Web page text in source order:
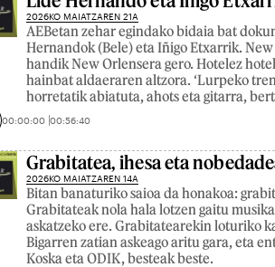
2026KO MAIATZAREN 21A
AEBetan zehar egindako bidaia bat
Hernandok (Bele) eta Iñigo Etxarrik.
handik New Orlensera gero. Hotelez
hainbat aldaeraren altzora. ‘Lurpeko
horretatik abiatuta, ahots eta gitarra,
00:00:00 00:56:40
Grabitatea, ihesa eta
2026KO MAIATZAREN 14A
Bitan banaturiko saioa da honakoa:
Grabitateak nola hala lotzen gaitu
askatzeko ere. Grabitatearekin loturiko
Bigarren zatian askeago aritu gara, eta
Koska eta ODIK, besteak beste.